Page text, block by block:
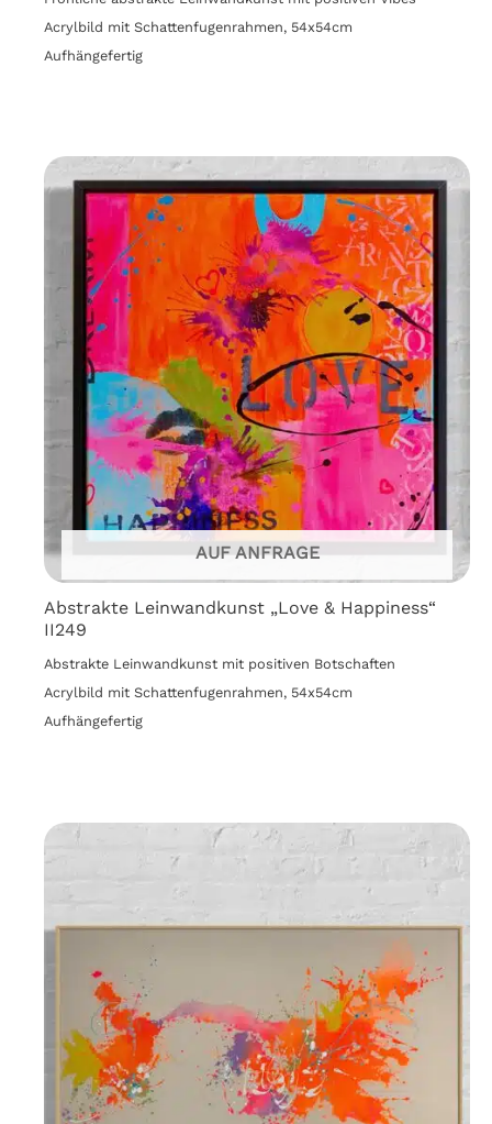
Acrylbild mit Schattenfugenrahmen, 54x54cm
Aufhängefertig
AUF ANFRAGE
Abstrakte Leinwandkunst „Love & Happiness“
II249
Abstrakte Leinwandkunst mit positiven Botschaften
Acrylbild mit Schattenfugenrahmen, 54x54cm
Aufhängefertig